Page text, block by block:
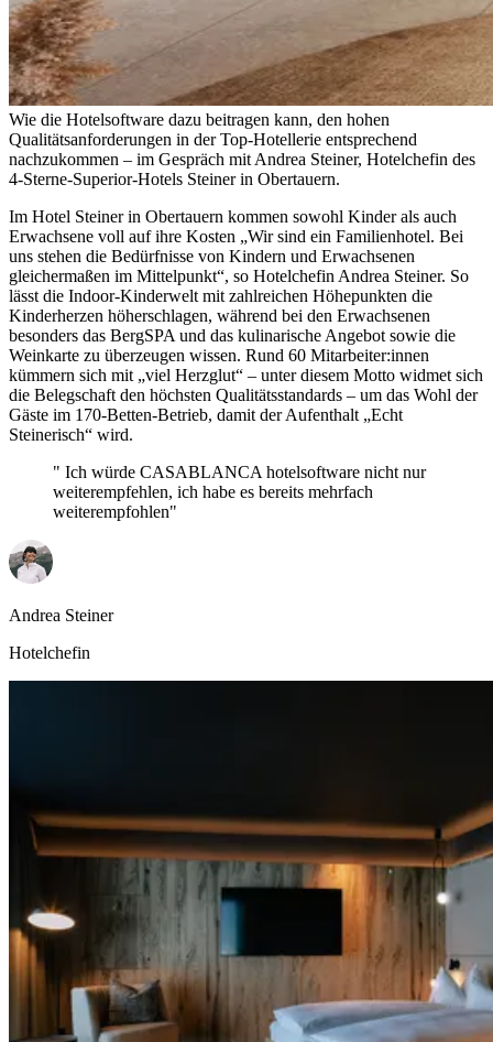
Wie die Hotelsoftware dazu beitragen kann, den hohen
Qualitätsanforderungen in der Top-Hotellerie entsprechend
nachzukommen – im Gespräch mit Andrea Steiner, Hotelchefin des
4-Sterne-Superior-Hotels Steiner in Obertauern.
Im Hotel Steiner in Obertauern kommen sowohl Kinder als auch
Erwachsene voll auf ihre Kosten „Wir sind ein Familienhotel. Bei
uns stehen die Bedürfnisse von Kindern und Erwachsenen
gleichermaßen im Mittelpunkt“, so Hotelchefin Andrea Steiner. So
lässt die Indoor-Kinderwelt mit zahlreichen Höhepunkten die
Kinderherzen höherschlagen, während bei den Erwachsenen
besonders das BergSPA und das kulinarische Angebot sowie die
Weinkarte zu überzeugen wissen. Rund 60 Mitarbeiter:innen
kümmern sich mit „viel Herzglut“ – unter diesem Motto widmet sich
die Belegschaft den höchsten Qualitätsstandards – um das Wohl der
Gäste im 170-Betten-Betrieb, damit der Aufenthalt „Echt
Steinerisch“ wird.
Ich würde CASABLANCA hotelsoftware nicht nur
weiterempfehlen, ich habe es bereits mehrfach
weiterempfohlen
Andrea Steiner
Hotelchefin